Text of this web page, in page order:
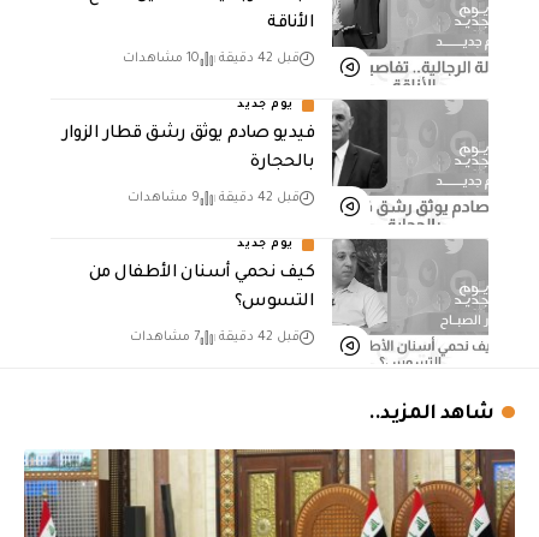
الأناقة
قبل 42 دقيقة 10 مشاهدات
يوم جديد
فيديو صادم يوثق رشق قطار الزوار
بالحجارة
قبل 42 دقيقة 9 مشاهدات
يوم جديد
كيف نحمي أسنان الأطفال من
التسوس؟
قبل 42 دقيقة 7 مشاهدات
شاهد المزيد..